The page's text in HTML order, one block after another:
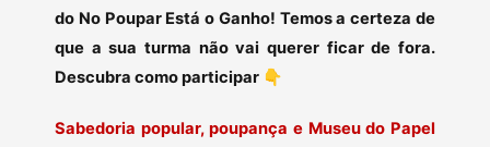
do No Poupar Está o Ganho! Temos a certeza de
que a sua turma não vai querer ficar de fora.
Descubra como participar 👇
Sabedoria popular, poupança e Museu do Papel